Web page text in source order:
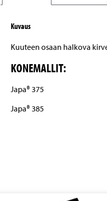
Kuvaus
Kuuteen osaan halkova
KONEMALLIT:
Japa® 375
Japa® 385